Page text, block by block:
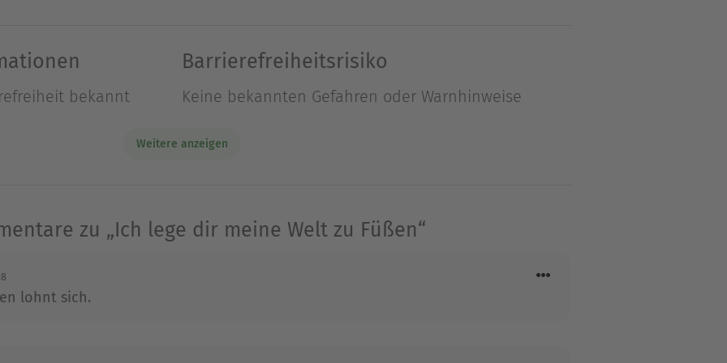
sie später machen wollte: Sie war entschlossen, Schriftstellerin zu
in Johannesburg machte. Zwar flog er zurück nach Neuseeland, kehrte
in die südafrikanische Hauptstadt zurück. Ein halbes Jahr später waren sie
wurden in Südafrika geboren, eins in London und eins in Australien,
bekannt
Barrierefreiheitsrisiko
Keine bekannten Gefahren oder Warnhinweise
Weitere anzeigen
zu „Ich lege dir meine Welt zu Füßen“
lohnt sich.